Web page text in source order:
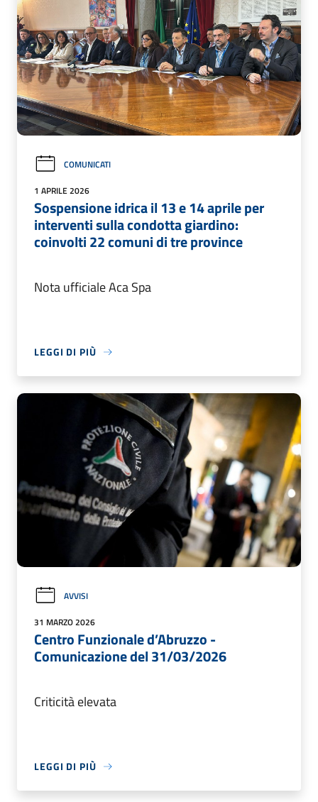
COMUNICATI
1 APRILE 2026
Sospensione idrica il 13 e 14 aprile per
interventi sulla condotta giardino:
coinvolti 22 comuni di tre province
Nota ufficiale Aca Spa
LEGGI DI PIÙ
AVVISI
31 MARZO 2026
Centro Funzionale d’Abruzzo -
Comunicazione del 31/03/2026
Criticità elevata
LEGGI DI PIÙ